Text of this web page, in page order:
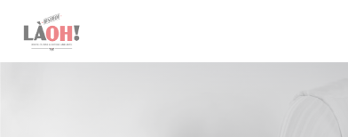
クッキー利用の管理について